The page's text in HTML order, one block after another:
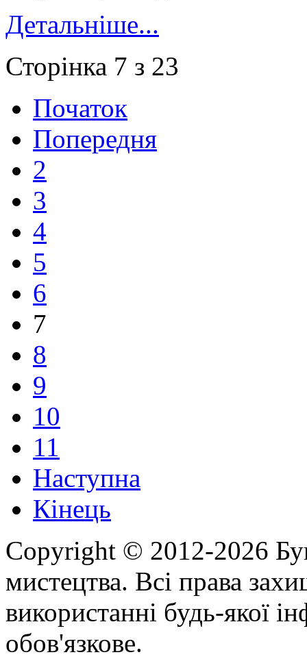
Детальніше...
Сторінка 7 з 23
Початок
Попередня
2
3
4
5
6
7
8
9
10
11
Наступна
Кінець
Copyright © 2012-2026
мистецтва. Всі права
використанні будь-якої
обов'язкове.